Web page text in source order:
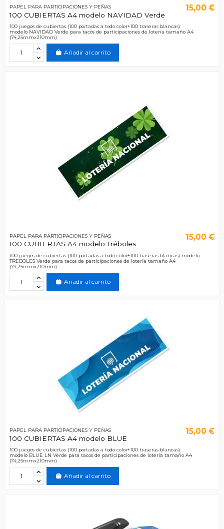
PAPEL PARA PARTICIPACIONES Y PEÑAS
100 CUBIERTAS A4 modelo NAVIDAD Verde
15,00 €
100 juegos de cubiertas (100 portadas a todo color+100 traseras blancas)
modelo NAVIDAD Verde para tacos de participaciones de lotería tamaño A4
(74,25mmx210mm)
Añadir al carrito
PAPEL PARA PARTICIPACIONES Y PEÑAS
100 CUBIERTAS A4 modelo Tréboles
15,00 €
100 juegos de cubiertas (100 portadas a todo color+100 traseras blancas) modelo
TREBOLES Verde para tacos de participaciones de lotería tamaño A4
(74,25mmx210mm)
Añadir al carrito
PAPEL PARA PARTICIPACIONES Y PEÑAS
100 CUBIERTAS A4 modelo BLUE
15,00 €
100 juegos de cubiertas (100 portadas a todo color+100 traseras blancas)
modelo BLUE LN Verde para tacos de participaciones de lotería tamaño A4
(74,25mmx210mm)
Añadir al carrito